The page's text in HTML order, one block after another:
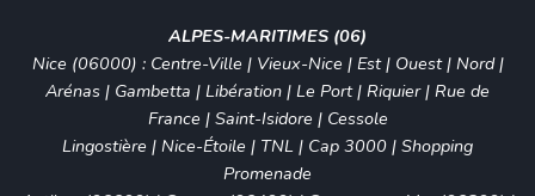
ALPES-MARITIMES (06)
Nice (06000) : Centre-Ville | Vieux-Nice | Est | Ouest | Nord |
Arénas | Gambetta | Libération | Le Port | Riquier | Rue de
France | Saint-Isidore | Cessole
Lingostière | Nice-Étoile | TNL | Cap 3000 | Shopping
Promenade